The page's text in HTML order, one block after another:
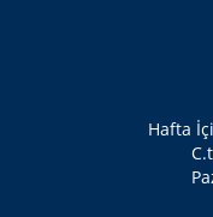
Hafta